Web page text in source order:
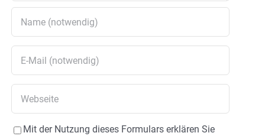
Mit der Nutzung dieses Formulars erklären Sie